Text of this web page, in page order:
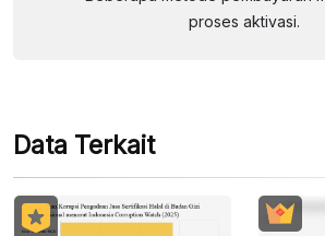
proses aktivasi.
Data Terkait